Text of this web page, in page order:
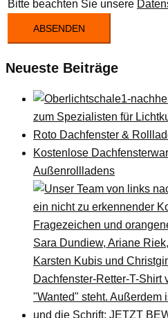
Bitte beachten Sie unsere
ABSENDEN
Neueste Beiträge
zum Spezialisten für
Roto Dachfenster &
Kostenlose
Außenrollladens